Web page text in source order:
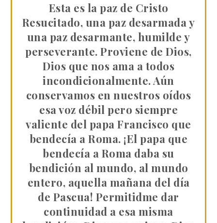
Esta es la paz de Cristo
Resucitado, una paz desarmada y
una paz desarmante, humilde y
perseverante. Proviene de Dios,
Dios que nos ama a todos
incondicionalmente. Aún
conservamos en nuestros oídos
esa voz débil pero siempre
valiente del papa Francisco que
bendecía a Roma. ¡El papa que
bendecía a Roma daba su
bendición al mundo, al mundo
entero, aquella mañana del día
de Pascua! Permitidme dar
continuidad a esa misma